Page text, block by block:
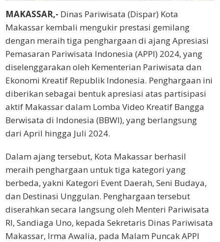
MAKASSAR,- Dinas Pariwisata (Dispar) Kota
Makassar kembali mengukir prestasi gemilang
dengan meraih tiga penghargaan di ajang Apresiasi
Pemasaran Pariwisata Indonesia (APPI) 2024, yang
diselenggarakan oleh Kementerian Pariwisata dan
Ekonomi Kreatif Republik Indonesia. Penghargaan ini
diberikan sebagai bentuk apresiasi atas partisipasi
aktif Makassar dalam Lomba Video Kreatif Bangga
Berwisata di Indonesia (BBWI), yang berlangsung
dari April hingga Juli 2024.
Dalam ajang tersebut, Kota Makassar berhasil
meraih penghargaan untuk tiga kategori yang
berbeda, yakni Kategori Event Daerah, Seni Budaya,
dan Destinasi Unggulan. Penghargaan tersebut
diserahkan secara langsung oleh Menteri Pariwisata
RI, Sandiaga Uno, kepada Sekretaris Dinas Pariwisata
Makassar, Irma Awalia, pada Malam Puncak APPI